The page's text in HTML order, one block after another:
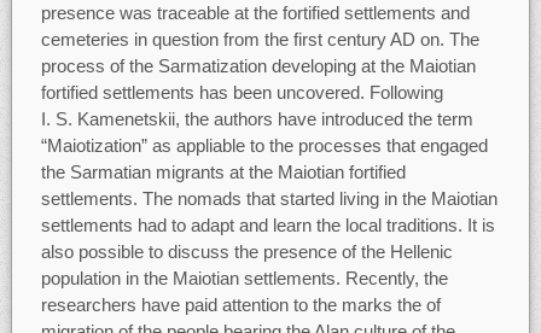
presence was traceable at the fortified settlements and
cemeteries in question from the first century AD on. The
process of the Sarmatization developing at the Maiotian
fortified settlements has been uncovered. Following
I. S. Kamenetskii, the authors have introduced the term
“Maiotization” as appliable to the processes that engaged
the Sarmatian migrants at the Maiotian fortified
settlements. The nomads that started living in the Maiotian
settlements had to adapt and learn the local traditions. It is
also possible to discuss the presence of the Hellenic
population in the Maiotian settlements. Recently, the
researchers have paid attention to the marks the of